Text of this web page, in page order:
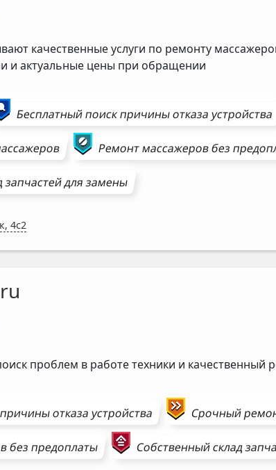
качественные услуги по ремонту
и актуальные цены при обращении
Бесплатный поиск причины отказа устройства
Ремонтмассажеровбез
запчастей для замены
4с2
проблем в работе техники и качественный
отказа устройства Срочный
без предоплаты Собственный склад